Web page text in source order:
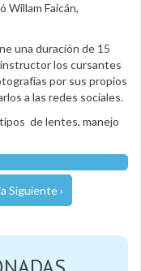
Willam Faicán,
una duración de 15
los cursantes
por sus propios
a las redes sociales.
de lentes, manejo
Siguiente ›